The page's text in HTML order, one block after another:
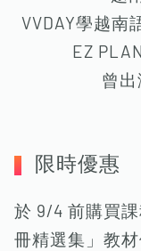
VVDAY學越南
EZ
曾
限時優惠
於 9/4 前購買
冊精選集」教